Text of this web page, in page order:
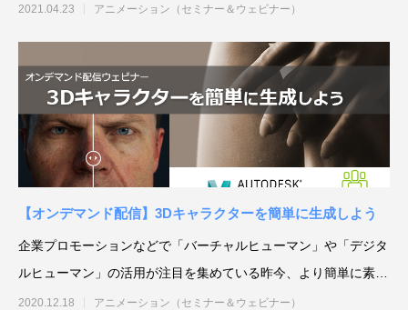
「3Dキャラクター」の活用
2021.04.23 アニメーション（セミナー＆ウェビナー）
【オンデマンド配信】3Dキャラクターを簡単に生成しよう
企業プロモーションなどで「バーチャルヒューマン」や「デジタ
ルヒューマン」の活用が注目を集めている昨今、より簡単に素早
くキャラクターを生成
2020.12.18 アニメーション（セミナー＆ウェビナー）